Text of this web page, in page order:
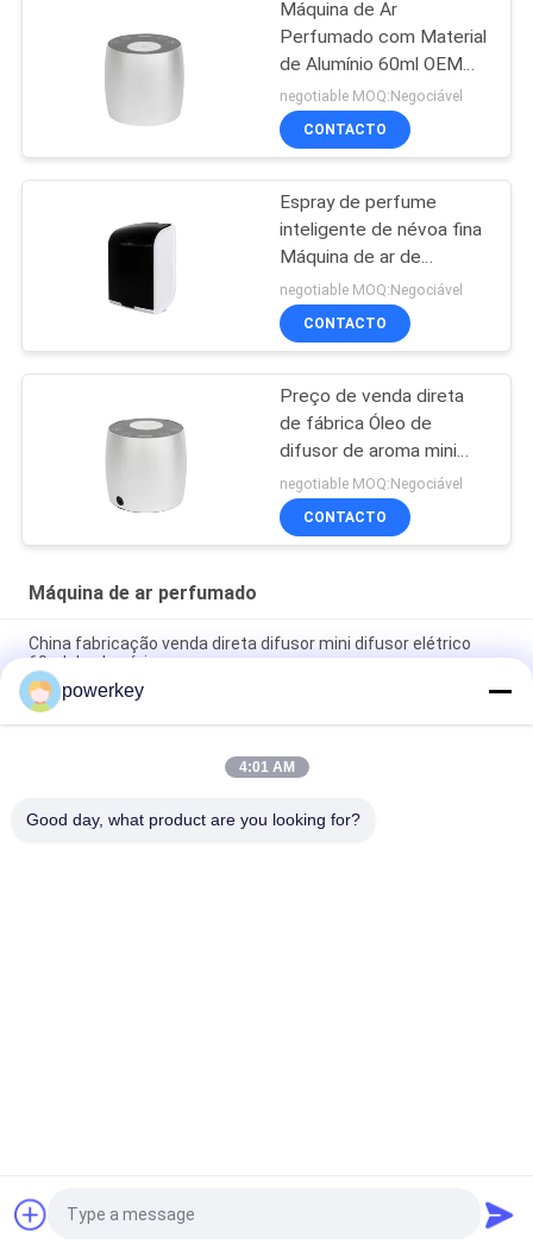
Máquina de Ar
Perfumado com Material
de Alumínio 60ml OEM
Mini Difusor Sem Água
Branco
negotiable MOQ:Negociável
CONTACTO
Espray de perfume
inteligente de névoa fina
Máquina de ar de
perfume de plástico
Rohs Aroma aprovado
pela Fcc
negotiable MOQ:Negociável
CONTACTO
Preço de venda direta
de fábrica Óleo de
difusor de aroma mini
difusor de 60 ml de
alumínio
negotiable MOQ:Negociável
CONTACTO
Máquina de ar perfumado
China fabricação venda direta difusor mini difusor elétrico
60ml de alumínio
Preço de venda direta da fábrica difusor de óleo essencial de
aroma mini 60ml alumínio
Máquina de difusão de óleos essenciais premium de 100 ml
Pedir um orçamento
powerkey
4:01 AM
Good day, what product are you looking for?